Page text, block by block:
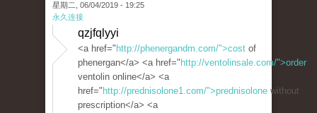
星期二, 06/04/2019 - 19:25
永久连接
qzjfqlyyi
<a href=" http://phenergandm.com/">cost of
phenergan</a> <a href=" http://ventolinsale.com/">order
ventolin online</a> <a
href=" http://prednisolone1.com/">prednisolone without
prescription</a> <a